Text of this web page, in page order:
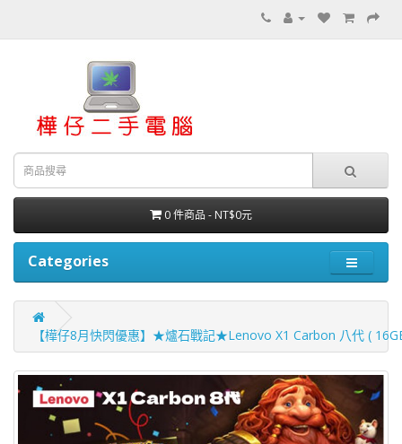
0 件商品 - NT$0元
Categories
【樺仔8月快閃優惠】★爐石戰記★Lenovo X1 Carbon 八代 (